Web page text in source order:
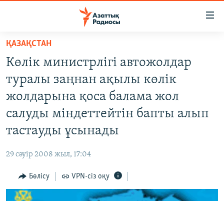
Skip
main
content
Skip
to
main
Navigation
to
AZATTYQTV
ҚАҢТАР ОҚИҒАСЫ
АДАМ ҚҰҚЫҚТАРЫ
ӘЛЕМ
АРНАЙЫ ЖОБАЛАР
ҚАЗАҚСТАН
Көлік министрлігі автожолдар
туралы заңнан ақылы көлік
жолдарына қоса балама жол
салуды міндеттейтін бапты алып
тастауды ұсынады
29 сәуір 2008 жыл, 17:04
Бөлісу VPN-сіз оқу